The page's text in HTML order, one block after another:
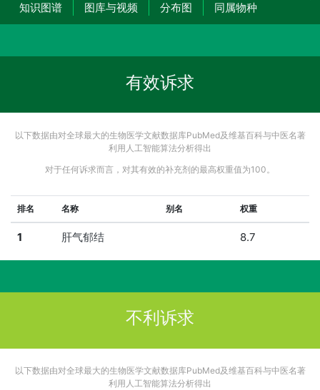
知识图谱
图库与视频 分布图 同属物种
有效诉求
以下数据由对全球最大的生物医学文献数据库PubMed及维基百科与中医名著
利用人工智能算法分析得出
对于任何诉求而言，对其有效的补充剂的最高权重值为100。
排名 名称 别名 权重
1 肝气郁结 8.7
不利诉求
以下数据由对全球最大的生物医学文献数据库PubMed及维基百科与中医名著
利用人工智能算法分析得出